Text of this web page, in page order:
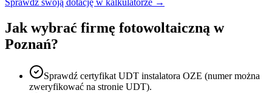
Sprawdź swoją dotację w kalkulatorze →
Jak wybrać firmę fotowoltaiczną w
Poznań?
Sprawdź certyfikat UDT instalatora OZE (numer można
zweryfikować na stronie UDT).